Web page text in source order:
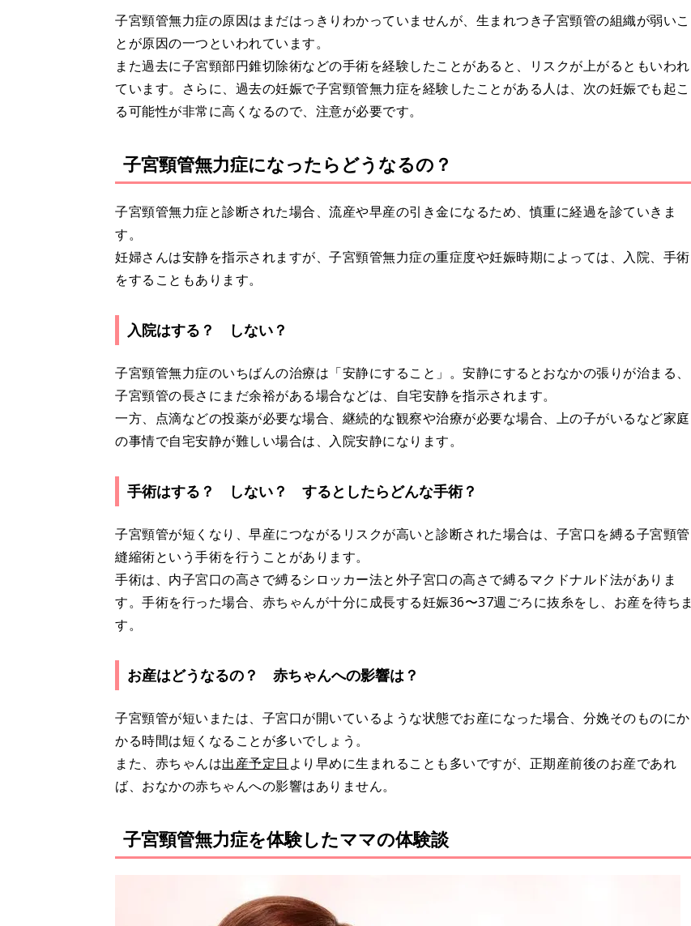
子宮頸管無力症の原因はまだはっきりわかっていませんが、生まれつき子宮頸管の組織が弱いこ
とが原因の一つといわれています。
また過去に子宮頸部円錐切除術などの手術を経験したことがあると、リスクが上がるともいわれ
ています。さらに、過去の妊娠で子宮頸管無力症を経験したことがある人は、次の妊娠でも起こ
る可能性が非常に高くなるので、注意が必要です。
子宮頸管無力症になったらどうなるの？
子宮頸管無力症と診断された場合、流産や早産の引き金になるため、慎重に経過を診ていきま
す。
妊婦さんは安静を指示されますが、子宮頸管無力症の重症度や妊娠時期によっては、入院、手術
をすることもあります。
入院はする？ しない？
子宮頸管無力症のいちばんの治療は「安静にすること」。安静にするとおなかの張りが治まる、
子宮頸管の長さにまだ余裕がある場合などは、自宅安静を指示されます。
一方、点滴などの投薬が必要な場合、継続的な観察や治療が必要な場合、上の子がいるなど家庭
の事情で自宅安静が難しい場合は、入院安静になります。
手術はする？ しない？ するとしたらどんな手術？
子宮頸管が短くなり、早産につながるリスクが高いと診断された場合は、子宮口を縛る子宮頸管
縫縮術という手術を行うことがあります。
手術は、内子宮口の高さで縛るシロッカー法と外子宮口の高さで縛るマクドナルド法がありま
す。手術を行った場合、赤ちゃんが十分に成長する妊娠36〜37週ごろに抜糸をし、お産を待ちま
す。
お産はどうなるの？ 赤ちゃんへの影響は？
子宮頸管が短いまたは、子宮口が開いているような状態でお産になった場合、分娩そのものにか
かる時間は短くなることが多いでしょう。
また、赤ちゃんは出産予定日 より早めに生まれることも多いですが、正期産前後のお産であれ
ば、おなかの赤ちゃんへの影響はありません。
子宮頸管無力症を体験したママの体験談